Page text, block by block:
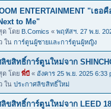
ENTERTAINMENT "เธอ
to Me"
ด โดย B.Comics « พฤหัสฯ. 27 พ.ย.
ใน การ์ตูนผู้ชายและการ์ตูนผู้หญิง
ขสิทธิ์การ์ตูนใหม่จาก
ด โดย พี่บี « อังคาร 25 พ.ย. 2025 6:33
ใน ประกาศลิขสิทธิ์ใหม่
ขสิทธิ์การ์ตูนใหม่จาก LEED